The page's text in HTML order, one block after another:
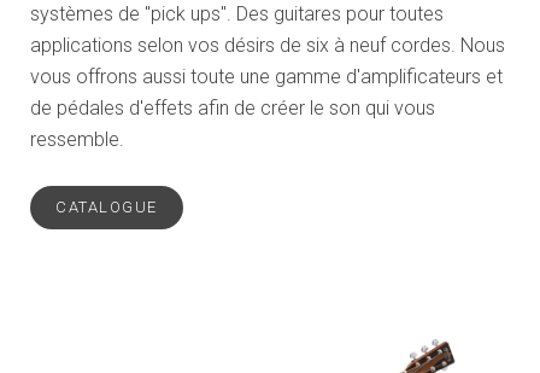
systèmes de ''pick ups''. Des guitares pour toutes
applications selon vos désirs de six à neuf cordes. Nous
vous offrons aussi toute une gamme d'amplificateurs et
de pédales d'effets afin de créer le son qui vous
ressemble.
CATALOGUE